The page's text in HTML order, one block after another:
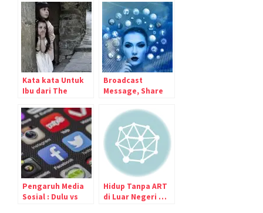
Kata kata Untuk
Ibu dari The
Generation ;)
Broadcast
Message, Share
Pengaruh Media
Sosial : Dulu vs
Hidup Tanpa ART
di Luar Negeri …